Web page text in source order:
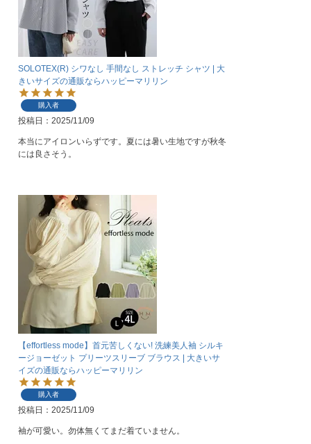
SOLOTEX(R) シワなし 手間なし ストレッチ シャツ | 大
きいサイズの通販ならハッピーマリリン
購入者
投稿日 2025/11/09
本当にアイロンいらずです。夏には暑い生地ですが秋冬
には良さそう。
【effortless mode】首元苦しくない! 洗練美人袖 シルキ
ージョーゼット プリーツスリーブ ブラウス | 大きいサ
イズの通販ならハッピーマリリン
購入者
投稿日 2025/11/09
袖が可愛い。勿体無くてまだ着ていません。